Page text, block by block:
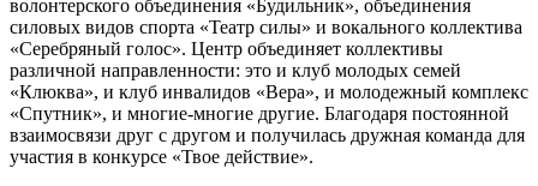
волонтерского объединения «Будильник», объединения
силовых видов спорта «Театр силы» и вокального коллектива
«Серебряный голос». Центр объединяет коллективы
различной направленности: это и клуб молодых семей
«Клюква», и клуб инвалидов «Вера», и молодежный комплекс
«Спутник», и многие-многие другие. Благодаря постоянной
взаимосвязи друг с другом и получилась дружная команда для
участия в конкурсе «Твое действие».